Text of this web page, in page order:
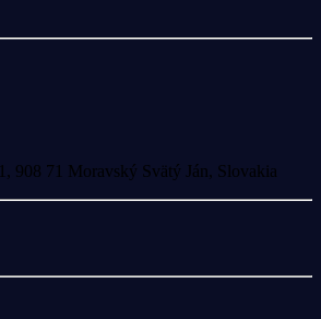
908 71 Moravský Svätý Ján, Slovakia